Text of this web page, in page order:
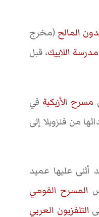
المالح (مخرج
مدرسة اللاييك، قبل
مسرح الأزبكية في
من فنزويلا إلى
أثنى عليها عميد
المسرح القومي
التلفزيون العربي